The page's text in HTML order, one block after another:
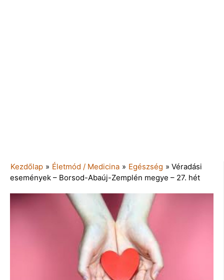
Kezdőlap » Életmód / Medicina » Egészség » Véradási
események – Borsod-Abaúj-Zemplén megye – 27. hét